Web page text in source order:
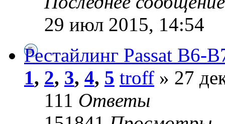
29 июл 2015, 14:54
Рестайлинг Passat B6-
1, 2, 3, 4, 5 troff » 27
111 Ответы